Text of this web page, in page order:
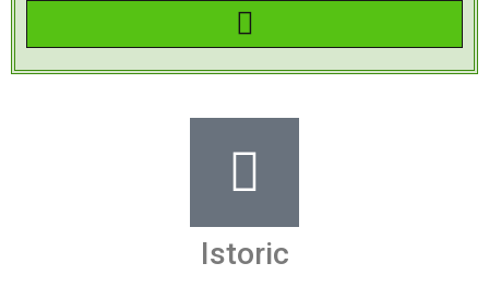
Istoric